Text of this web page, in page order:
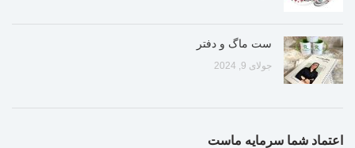
ست ماگ و دفتر
جولای 9, 2024
اعتماد شما سرمایه ماست